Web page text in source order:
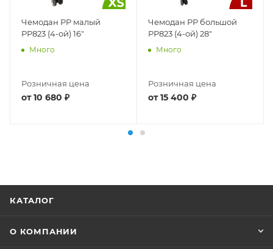
Чемодан PP малый
РР823 (4-ой) 16"
Много
Розничная цена
от10 680 ₽
Чемодан PP большой
РР823 (4-ой) 28"
Много
Розничная цена
от15 400 ₽
КАТАЛОГ
О КОМПАНИИ